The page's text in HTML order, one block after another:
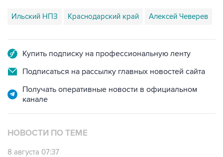
Ильский НПЗ Краснодарский край Алексей Чеверев
Купить подписку на профессиональную ленту
Подписаться на рассылку главных новостей сайта
Получать оперативные новости в официальном
канале
НОВОСТИ ПО ТЕМЕ
8 августа 07:37